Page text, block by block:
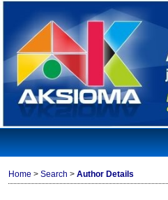
Home > Search > Author Details